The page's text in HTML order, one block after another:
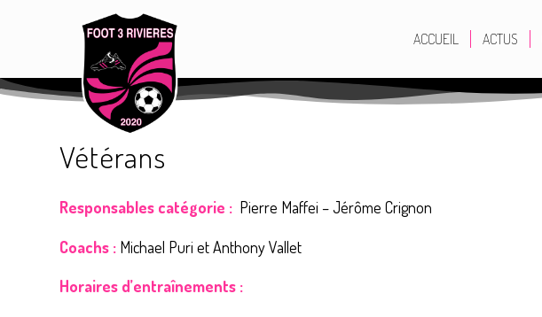
ACCUEIL ACTUS
Vétérans
Responsables catégorie : Pierre Maffei – Jérôme Crignon
Coachs : Michael Puri et Anthony Vallet
Horaires d’entraînements :